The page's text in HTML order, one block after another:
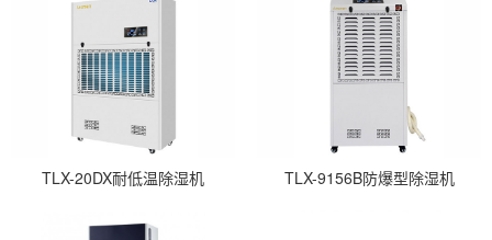
TLX-20DX耐低温除湿机 TLX-9156B防爆型除湿机